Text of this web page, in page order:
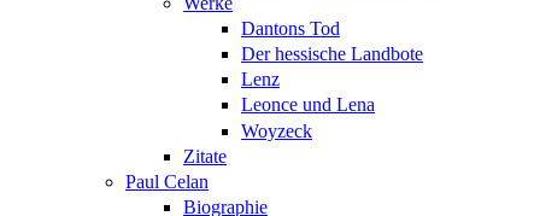
Dantons Tod
Der hessische Landbote
Lenz
Leonce und Lena
Woyzeck
Zitate
Paul Celan
Biographie